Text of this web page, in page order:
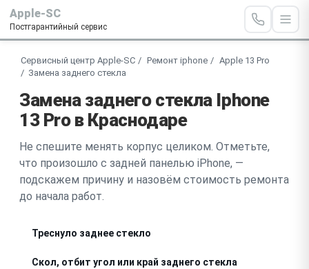
Apple-SC
Постгарантийный сервис
Сервисный центр Apple-SC Ремонт iphone
Apple 13 Pro
Замена заднего стекла
Замена заднего стекла Iphone
13 Pro в Краснодаре
Не спешите менять корпус целиком. Отметьте,
что произошло с задней панелью iPhone, —
подскажем причину и назовём стоимость ремонта
до начала работ.
Треснуло заднее стекло
Скол, отбит угол или край заднего стекла